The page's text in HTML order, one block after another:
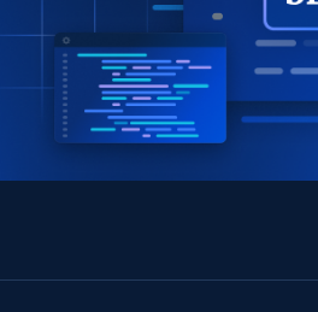
Comércio eletrônico
Data Firehose
Real-time web data, delivered as it’s
Começa a partir de
$0.9/IP